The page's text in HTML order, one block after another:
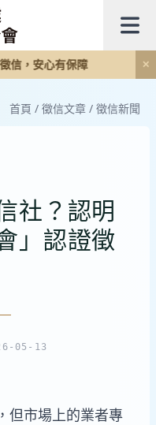
信，安心有保障 ✕
首頁 / 徵信文章 / 徵信新聞
社？認明
」認證徵
05-13
但市場上的業者專